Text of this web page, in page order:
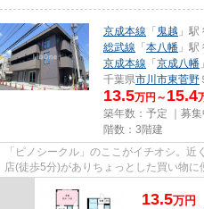
京成本線 「 鬼越 」
総武線 「 本八幡 」
京成本線 「 京成八幡
千葉県市川市東菅野
13.5万円～ 15.4
築年数：予定 ｜募集
階数：3階建
「ピノシークル」のここがイチオシ。
店(徒歩5分)がありちょっとした買い物
13.5万円